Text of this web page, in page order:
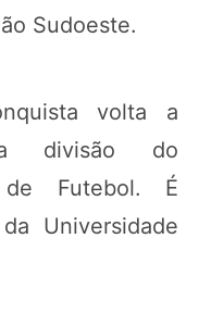
Sudoeste.
volta a
divisão do
de Futebol. É
Universidade